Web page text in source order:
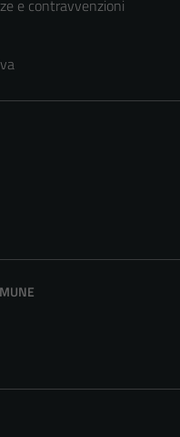
e contravvenzioni